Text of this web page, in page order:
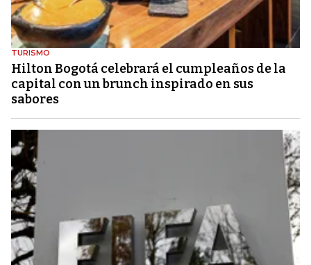
TURISMO
Hilton Bogotá celebrará el cumpleaños de la
capital con un brunch inspirado en sus
sabores